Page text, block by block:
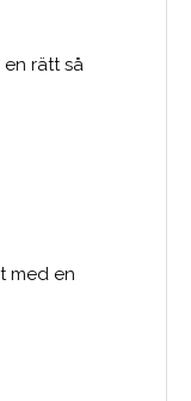
rätt så
med en